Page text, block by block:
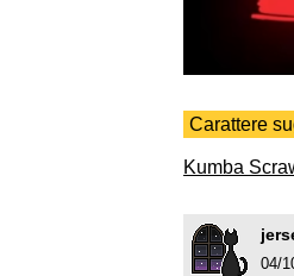
Carattere
Kumba
04/